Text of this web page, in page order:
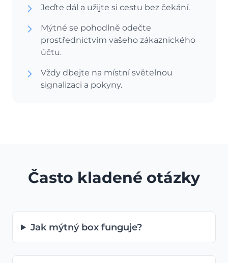
Jeďte dál a užijte si cestu bez čekání.
Mýtné se pohodlně odečte
prostřednictvím vašeho zákaznického
účtu.
Vždy dbejte na místní světelnou
signalizaci a pokyny.
Často kladené otázky
Jak mýtný box funguje?